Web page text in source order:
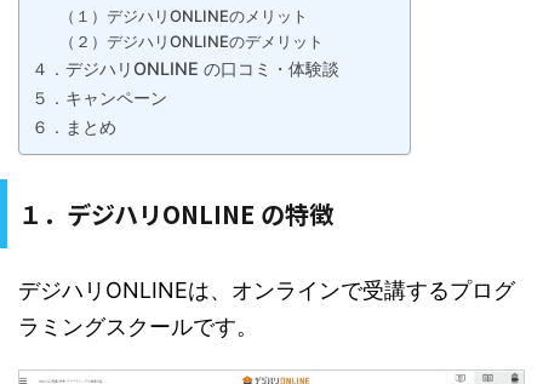
（１）デジハリONLINEのメリット
（２）デジハリONLINEのデメリット
４．デジハリONLINE の口コミ・体験談
５．キャンペーン
６．まとめ
１．デジハリONLINE の特徴
デジハリONLINEは、オンラインで受講するプログ
ラミングスクールです。